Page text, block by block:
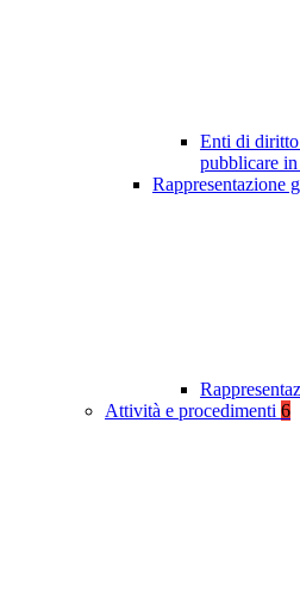
Enti di
pubblicare
Rappresentazione
Attività e procedimenti 6